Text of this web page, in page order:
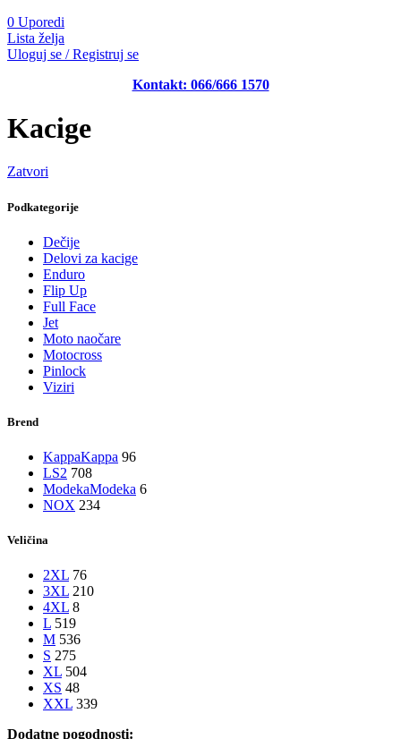
0 Uporedi
Lista želja
Uloguj se / Registruj se
Kontakt: 066/666 1570
Kacige
Zatvori
Podkategorije
Dečije
Delovi za kacige
Enduro
Flip Up
Full Face
Jet
Moto naočare
Motocross
Pinlock
Viziri
Brend
KappaKappa 96
LS2 708
ModekaModeka 6
NOX 234
Veličina
2XL 76
3XL 210
4XL 8
L 519
M 536
S 275
XL 504
XS 48
XXL 339
Dodatne pogodnosti: